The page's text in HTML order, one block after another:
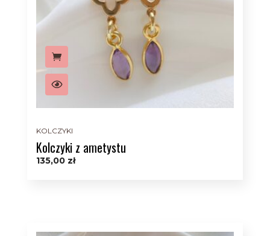
KOLCZYKI
Kolczyki z ametystu
135,00 zł